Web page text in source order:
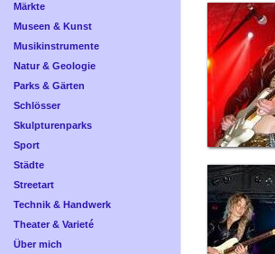
Märkte
Museen & Kunst
Musikinstrumente
Natur & Geologie
Parks & Gärten
Schlösser
Skulpturenparks
Sport
Städte
Streetart
Technik & Handwerk
Theater & Varieté
Über mich